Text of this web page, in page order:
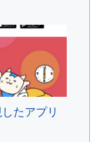
たアプリ